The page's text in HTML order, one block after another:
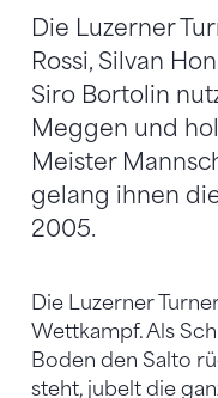
Die Luzerner
Rossi, Silvan
Siro Bortolin
Meggen und
Meister
gelang ihnen
2005.
Die Luzerner
Wettkampf. Als
Boden den Salto
steht, jubelt die